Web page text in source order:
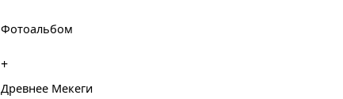
Фотоальбом
+
Древнее Мекеги